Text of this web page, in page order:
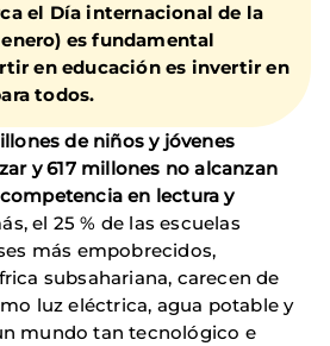
el Día internacional de la
es fundamental
en educación es invertir en
todos.
de niños y jóvenes
y 617 millones no alcanzan
en lectura y
el 25 % de las escuelas
más empobrecidos,
subsahariana, carecen de
luz eléctrica, agua potable y
mundo tan tecnológico e